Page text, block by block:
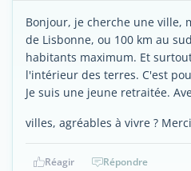
Bonjour, je cherche une ville,
de Lisbonne, ou 100 km au
habitants maximum. Et
l'intérieur des terres. C'est
Je suis une jeune retraitée.
villes, agréables à vivre ?
Réagir Répondre